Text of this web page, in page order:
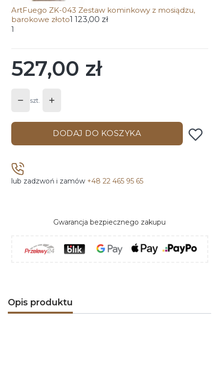
ArtFuego ZK-043 Zestaw kominkowy z mosiądzu,
barokowe złoto1 123,00 zł
1
Cena
527,00 zł
szt.
DODAJ DO KOSZYKA
lub zadzwoń i zamów +48 22 465 95 65
Gwarancja bezpiecznego zakupu
Opis produktu